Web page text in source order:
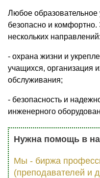
Любое
безопасно и комфортно.
нескольких направлений:
- охрана жизни и
учащихся, организация
обслуживания;
- безопасность и
инженерного
Нужна помощь в
Мы - биржа
(преподавателей и